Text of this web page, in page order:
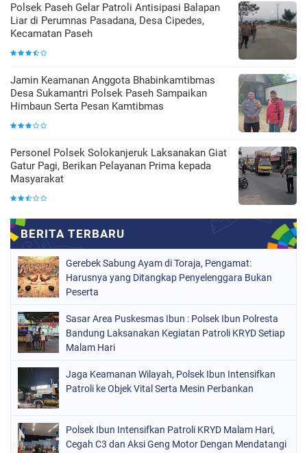
Polsek Paseh Gelar Patroli Antisipasi Balapan
Liar di Perumnas Pasadana, Desa Cipedes,
Kecamatan Paseh
Jamin Keamanan Anggota Bhabinkamtibmas
Desa Sukamantri Polsek Paseh Sampaikan
Himbaun Serta Pesan Kamtibmas
Personel Polsek Solokanjeruk Laksanakan Giat
Gatur Pagi, Berikan Pelayanan Prima kepada
Masyarakat
Gerebek Sabung Ayam di Toraja, Pengamat:
Harusnya yang Ditangkap Penyelenggara Bukan
Peserta
Sasar Area Puskesmas Ibun : Polsek Ibun Polresta
Bandung Laksanakan Kegiatan Patroli KRYD Setiap
Malam Hari
Jaga Keamanan Wilayah, Polsek Ibun Intensifkan
Patroli ke Objek Vital Serta Mesin Perbankan
Polsek Ibun Intensifkan Patroli KRYD Malam Hari,
Cegah C3 dan Aksi Geng Motor Dengan Mendatangi